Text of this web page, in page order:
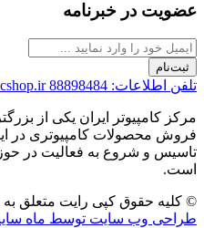
عضویت در خبرنامه
ثبت‌نام
تلفن اطلاعات: 88898484
مرکز کامپیوتر ایران یکی از
است.
© کلیه حقوق کپی رایت متعلق به
طراحی وب سایت توسط ماه